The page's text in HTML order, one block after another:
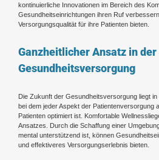
kontinuierliche Innovationen im Bereich des
Gesundheitseinrichtungen ihren Ruf
Versorgungsqualität für ihre Patienten bieten.
Ganzheitlicher Ansatz in der
Gesundheitsversorgung
Die Zukunft der Gesundheitsversorgung liegt in
bei dem jeder Aspekt der Patientenversorgung
Patienten optimiert ist. Komfortable
Ansatzes. Durch die Schaffung einer
mental unterstützend ist, können
und effektiveres Versorgungserlebnis bieten.